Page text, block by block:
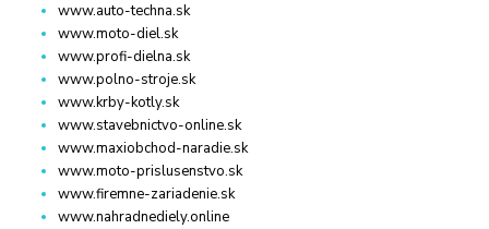
www.auto-techna.sk
www.moto-diel.sk
www.profi-dielna.sk
www.polno-stroje.sk
www.krby-kotly.sk
www.stavebnictvo-online.sk
www.maxiobchod-naradie.sk
www.moto-prislusenstvo.sk
www.firemne-zariadenie.sk
www.nahradnediely.online